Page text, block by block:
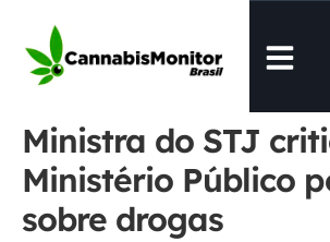
Ministra do STJ
Ministério Público
sobre drogas